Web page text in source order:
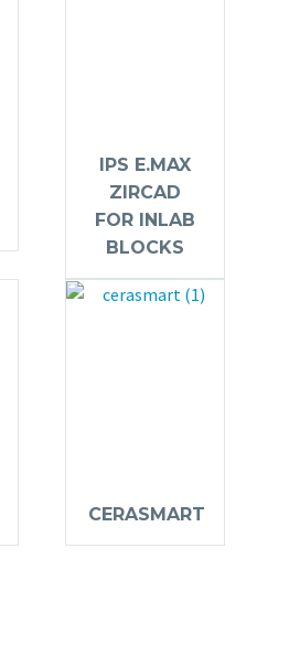
IPS E.MAX
ZIRCAD
FOR INLAB
BLOCKS
CERASMART